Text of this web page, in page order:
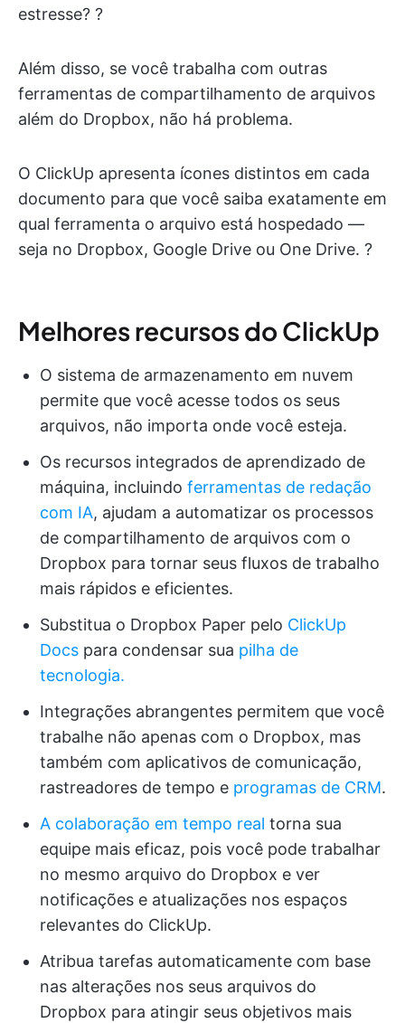
estresse? ?
Além disso, se você trabalha com outras
ferramentas de compartilhamento de arquivos
além do Dropbox, não há problema.
O ClickUp apresenta ícones distintos em cada
documento para que você saiba exatamente em
qual ferramenta o arquivo está hospedado —
seja no Dropbox, Google Drive ou One Drive. ?
Melhores recursos do ClickUp
O sistema de armazenamento em nuvem
permite que você acesse todos os seus
arquivos, não importa onde você esteja.
Os recursos integrados de aprendizado de
máquina, incluindo ferramentas de redação
com IA, ajudam a automatizar os processos
de compartilhamento de arquivos com o
Dropbox para tornar seus fluxos de trabalho
mais rápidos e eficientes.
Substitua o Dropbox Paper pelo ClickUp
Docs para condensar sua pilha de
tecnologia.
Integrações abrangentes permitem que você
trabalhe não apenas com o Dropbox, mas
também com aplicativos de comunicação,
rastreadores de tempo e programas de CRM.
A colaboração em tempo real torna sua
equipe mais eficaz, pois você pode trabalhar
no mesmo arquivo do Dropbox e ver
notificações e atualizações nos espaços
relevantes do ClickUp.
Atribua tarefas automaticamente com base
nas alterações nos seus arquivos do
Dropbox para atingir seus objetivos mais